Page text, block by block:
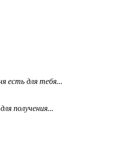
есть для тебя...
получения...